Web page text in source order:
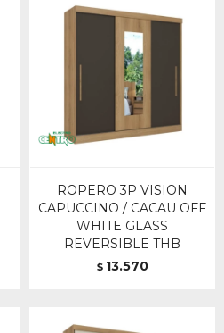
ROPERO 3P VISION
CAPUCCINO / CACAU OFF
WHITE GLASS
REVERSIBLE THB
$ 13.570